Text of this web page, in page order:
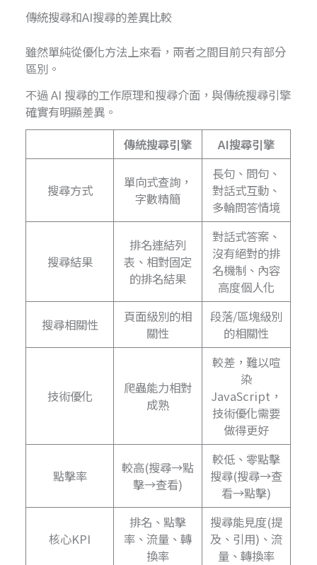
傳統搜尋和AI搜尋的差異比較
雖然單純從優化方法上來看，兩者之間目前只有部分
區別。
不過 AI 搜尋的工作原理和搜尋介面，與傳統搜尋引擎
確實有明顯差異。
傳統搜尋引擎
AI搜尋引擎
搜尋方式
單向式查詢，
字數精簡
長句、問句、
對話式互動、
多輪問答情境
搜尋結果
排名連結列
表、相對固定
的排名結果
對話式答案、
沒有絕對的排
名機制、內容
高度個人化
搜尋相關性
頁面級別的相
關性
段落/區塊級別
的相關性
技術優化
爬蟲能力相對
成熟
較差，難以喧
染
JavaScript，
技術優化需要
做得更好
點擊率
較高(搜尋→點
擊→查看)
較低、零點擊
搜尋(搜尋→查
看→點擊)
核心KPI
排名、點擊
率、流量、轉
換率
搜尋能見度(提
及、引用)、流
量、轉換率